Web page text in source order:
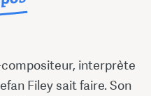
interprète
Filey sait faire. Son